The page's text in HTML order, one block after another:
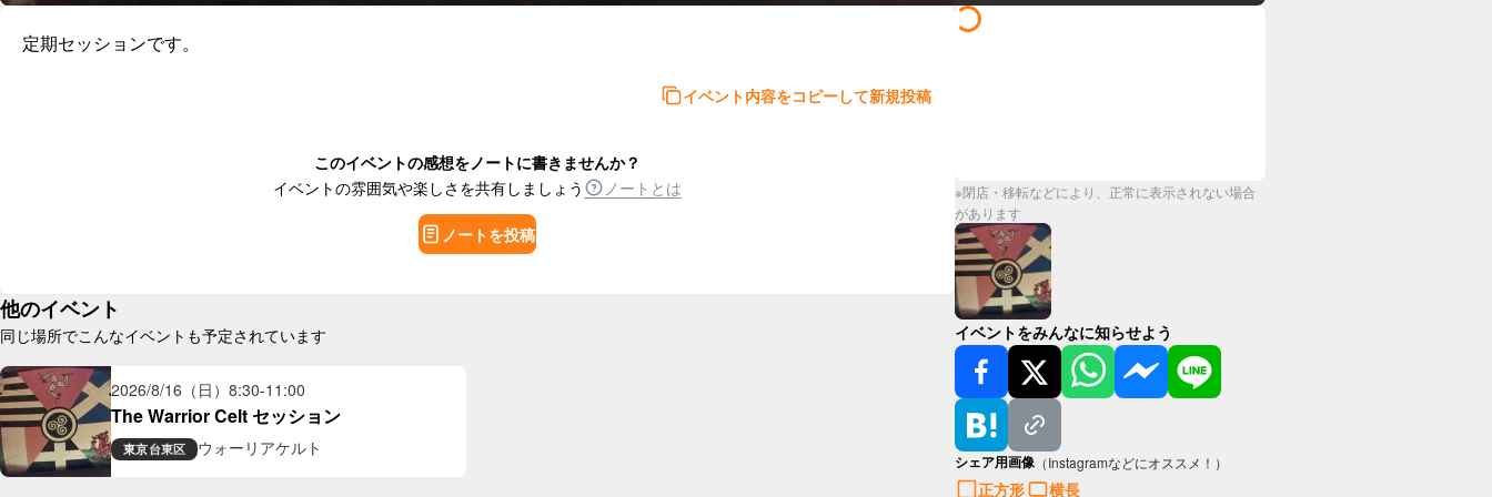
定期セッションです。
イベント内容をコピーして新規投稿
このイベントの感想をノートに書きませんか？
イベントの雰囲気や楽しさを共有しましょう
ノートとは
ノートを投稿
他のイベント
同じ場所でこんなイベントも予定されています
2026/8/16（日） 8:30-11:00
The Warrior Celt セッション
東京台東区 ウォーリアケルト
※閉店・移転などにより、正常に表示されない場合
があります
イベントをみんなに知らせよう
シェア用画像 （Instagramなどにオススメ！）
正方形 横長